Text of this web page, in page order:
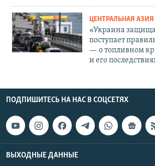
ЦЕНТРАЛЬНАЯ АЗИЯ
«Украина
поступает
— о топливном
и его
ПОДПИШИТЕСЬ НА НАС В СОЦСЕТЯХ
ВЫХОДНЫЕ ДАННЫЕ